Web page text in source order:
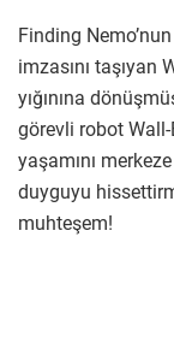
Finding
imzasını taşıyan
yığınına
görevli robot Wall-
yaşamını
duyguyu
muhteşem!